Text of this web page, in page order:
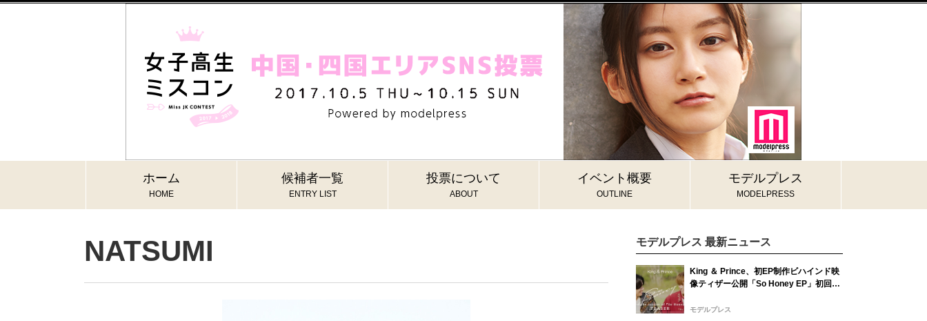
ホーム
HOME
候補者一覧
ENTRY LIST
投票について
ABOUT
イベント概要
OUTLINE
モデルプレス
MODELPRESS
NATSUMI モデルプレス 最新ニュース
King ＆ Prince、初EP制作ビハインド映
像ティザー公開「So Honey EP」初回限
モデルプレス